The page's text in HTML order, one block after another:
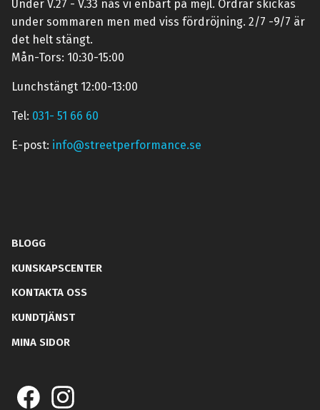
Under V.27 - V.33 nås vi enbart på mejl. Ordrar skickas
under sommaren men med viss fördröjning. 2/7 -9/7 är
det helt stängt.
Mån-Tors: 10:30-15:00
Lunchstängt 12:00-13:00
Tel: 031- 51 66 60
E-post: info@streetperformance.se
BLOGG
KUNSKAPSCENTER
KONTAKTA OSS
KUNDTJÄNST
MINA SIDOR